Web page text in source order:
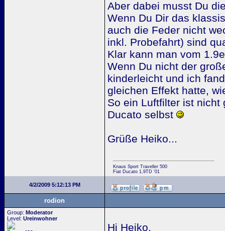
Aber dabei musst Du
Wenn Du Dir das
auch die Feder nicht
inkl. Probefahrt) sind
Klar kann man vom
Wenn Du nicht der
kinderleicht und ich
gleichen Effekt hatte,
So ein Luftfilter ist nicht
Ducato selbst
Grüße Heiko...
Knaus Sport Traveller 500
Fiat Ducato 1,9TD '01
4/2/2009 5:12:13 PM
rodion
Group: Moderator
Level: Ureinwohner
Hi Heiko,